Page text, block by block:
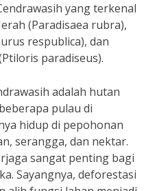
yang terkenal
(Paradisaea rubra),
respublica), dan
paradiseus).
adalah hutan
pulau di
hidup di pepohonan
serangga, dan nektar.
sangat penting bagi
Sayangnya, deforestasi